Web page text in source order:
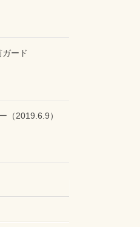
ード
（2019.6.9）